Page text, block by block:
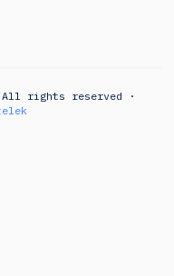
All rights reserved ·